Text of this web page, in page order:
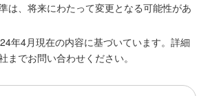
は、将来にわたって変更となる可能性があ
年4月現在の内容に基づいています。詳細
までお問い合わせください。